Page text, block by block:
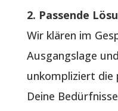
2. Passende
Wir klären im
Ausgangslage
unkompliziert die
Deine